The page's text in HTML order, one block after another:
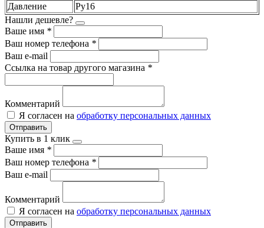
Давление
Ру16
Нашли дешевле?
Ваше имя *
Ваш номер телефона *
Ваш e-mail
Ссылка на товар другого магазина *
Комментарий
Я согласен на обработку персональных данных
Отправить
Купить в 1 клик
Ваше имя *
Ваш номер телефона *
Ваш e-mail
Комментарий
Я согласен на обработку персональных данных
Отправить